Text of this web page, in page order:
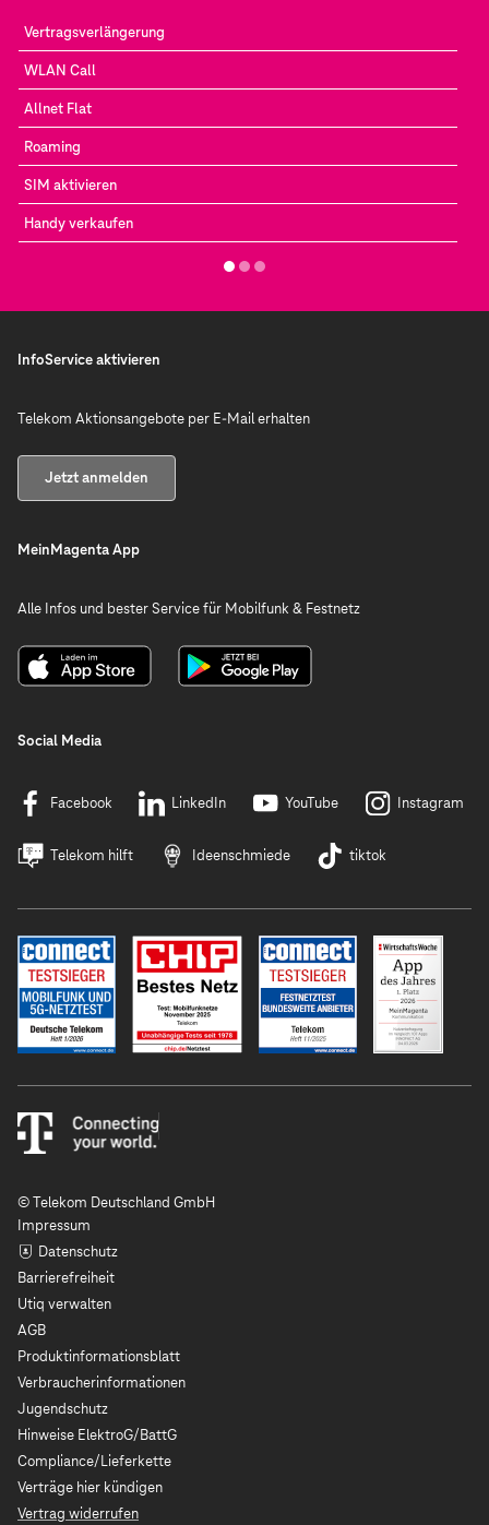
Vertragsverlängerung
WLAN Call
Allnet Flat
Roaming
SIM aktivieren
Handy verkaufen
InfoService aktivieren
Telekom Aktionsangebote per E-Mail erhalten
Jetzt anmelden
MeinMagenta App
Alle Infos und bester Service für Mobilfunk & Festnetz
Social Media
Facebook LinkedIn YouTube Instagram
Telekom hilft Ideenschmiede tiktok
© Telekom Deutschland GmbH
Impressum
Datenschutz
Barrierefreiheit
Utiq verwalten
AGB
Produktinformationsblatt
Verbraucherinformationen
Jugendschutz
Hinweise ElektroG/BattG
Compliance/Lieferkette
Verträge hier kündigen
Vertrag widerrufen